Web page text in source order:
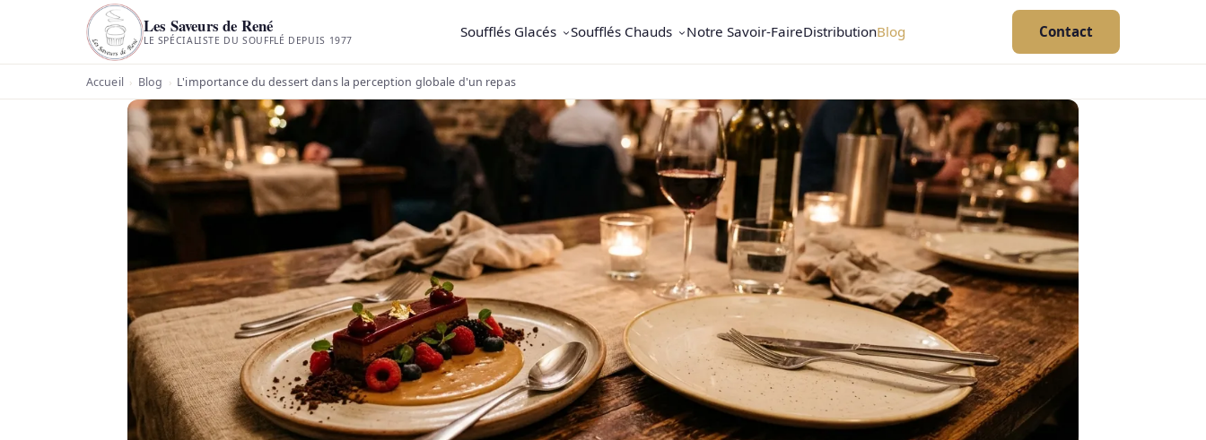
Les Saveurs de René
LE SPÉCIALISTE DU SOUFFLÉ DEPUIS 1977 Soufflés Glacés Soufflés Chauds Notre Savoir-FaireDistributionBlog Contact
Accueil › Blog › L'importance du dessert dans la perception globale d'un repas